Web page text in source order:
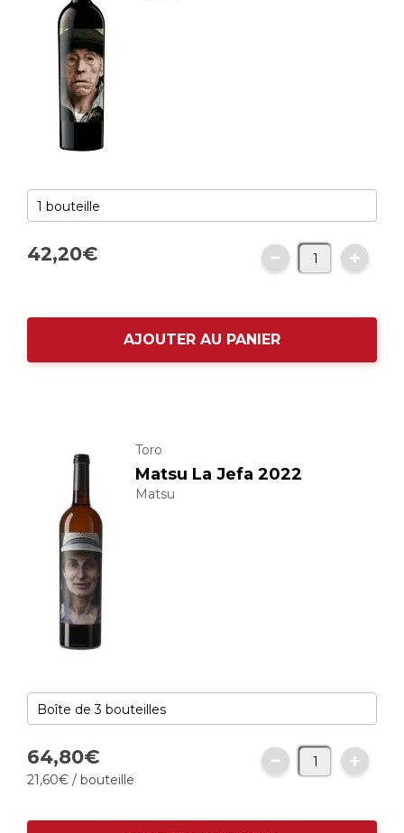
42,20€
AJOUTER AU PANIER
Toro
Matsu La Jefa 2022
Matsu
64,80€
21,60€ / bouteille